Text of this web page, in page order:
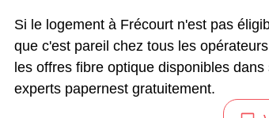
Si le logement à Frécourt n'est pas
que c'est pareil chez tous les
les offres fibre optique disponibles
experts papernest gratuitement.